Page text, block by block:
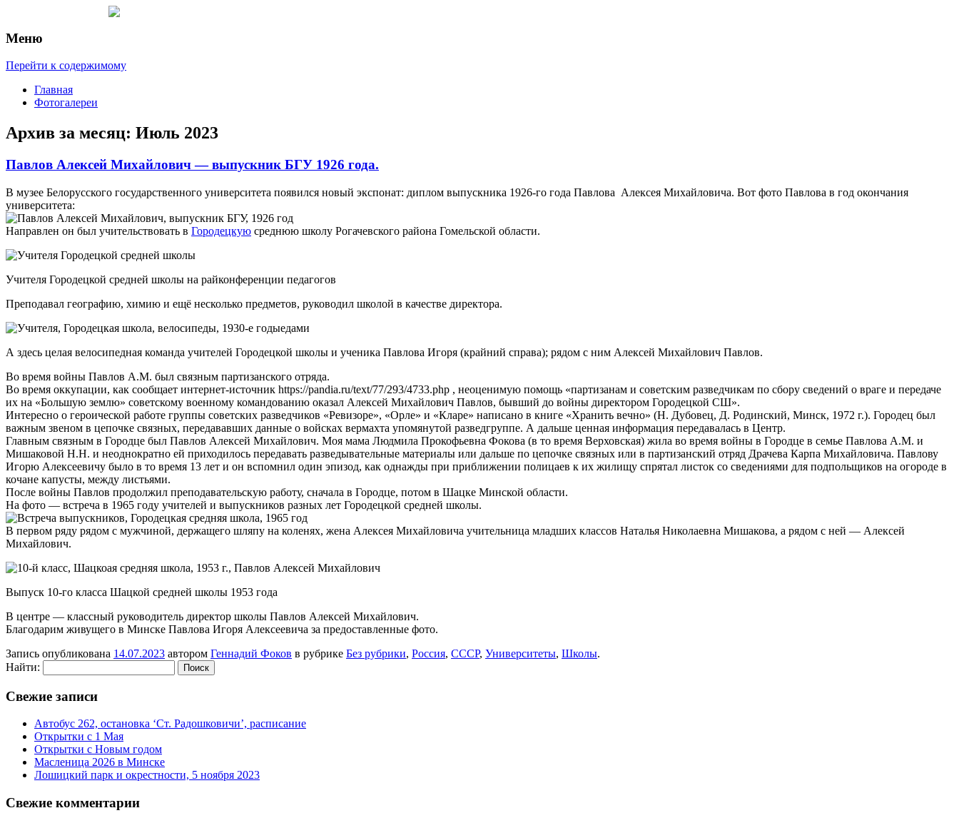
О путешествиях
Меню
Перейти к содержимому
Главная
Фотогалереи
Архив за месяц: Июль 2023
Павлов Алексей Михайлович — выпускник БГУ 1926 года.
В музее Белорусского государственного университета появился новый экспонат: диплом выпускника 1926-го года Павлова Алексея Михайловича. Вот фото Павлова в год окончания
университета:
Направлен он был учительствовать в Городецкую среднюю школу Рогачевского района Гомельской области.
Учителя Городецкой средней школы на райконференции педагогов
Преподавал географию, химию и ещё несколько предметов, руководил школой в качестве директора.
А здесь целая велосипедная команда учителей Городецкой школы и ученика Павлова Игоря (крайний справа); рядом с ним Алексей Михайлович Павлов.
Во время войны Павлов А.М. был связным партизанского отряда.
Во время оккупации, как сообщает интернет-источник https://pandia.ru/text/77/293/4733.php , неоценимую помощь «партизанам и советским разведчикам по сбору сведений о враге и передаче
их на «Большую землю» советскому военному командованию оказал Алексей Михайлович Павлов, бывший до войны директором Городецкой СШ».
Интересно о героической работе группы советских разведчиков «Ревизоре», «Орле» и «Кларе» написано в книге «Хранить вечно» (Н. Дубовец, Д. Родинский, Минск, 1972 г.). Городец был
важным звеном в цепочке связных, передававших данные о войсках вермахта упомянутой разведгруппе. А дальше ценная информация передавалась в Центр.
Главным связным в Городце был Павлов Алексей Михайлович. Моя мама Людмила Прокофьевна Фокова (в то время Верховская) жила во время войны в Городце в семье Павлова А.М. и
Мишаковой Н.Н. и неоднократно ей приходилось передавать разведывательные материалы или дальше по цепочке связных или в партизанский отряд Драчева Карпа Михайловича. Павлову
Игорю Алексеевичу было в то время 13 лет и он вспомнил один эпизод, как однажды при приближении полицаев к их жилищу спрятал листок со сведениями для подпольщиков на огороде в
кочане капусты, между листьями.
После войны Павлов продолжил преподавательскую работу, сначала в Городце, потом в Шацке Минской области.
На фото — встреча в 1965 году учителей и выпускников разных лет Городецкой средней школы.
В первом ряду рядом с мужчиной, держащего шляпу на коленях, жена Алексея Михайловича учительница младших классов Наталья Николаевна Мишакова, а рядом с ней — Алексей
Михайлович.
Выпуск 10-го класса Шацкой средней школы 1953 года
В центре — классный руководитель директор школы Павлов Алексей Михайлович.
Благодарим живущего в Минске Павлова Игоря Алексеевича за предоставленные фото.
Запись опубликована 14.07.2023 автором Геннадий Фоков в рубрике Без рубрики, Россия, СССР, Университеты, Школы.
Найти:
Свежие записи
Автобус 262, остановка ‘Ст. Радошковичи’, расписание
Открытки с 1 Мая
Открытки с Новым годом
Масленица 2026 в Минске
Лошицкий парк и окрестности, 5 ноября 2023
Свежие комментарии